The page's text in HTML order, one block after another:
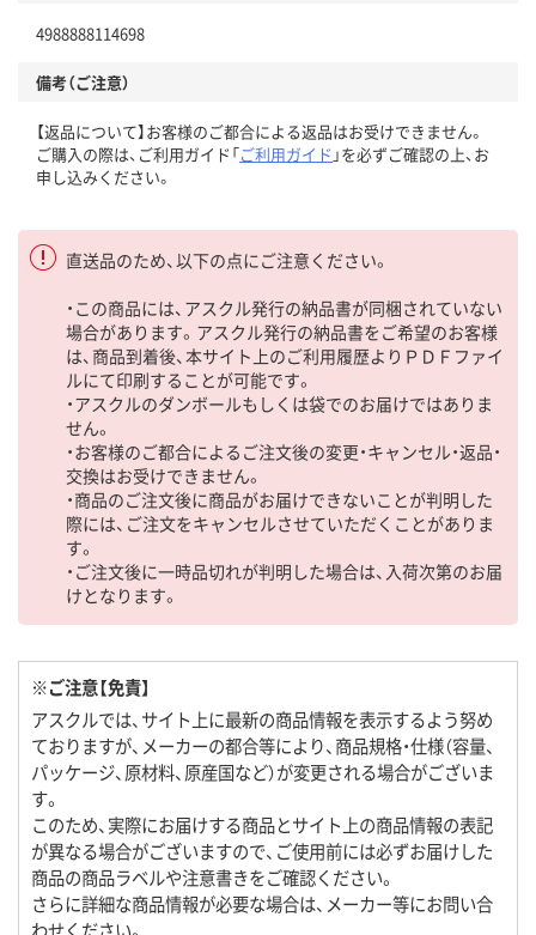
4988888114698
備考（ご注意）
【返品について】お客様のご都合による返品はお受けできません。
ご購入の際は、ご利用ガイド「ご利用ガイド 」を必ずご確認の上、お
申し込みください。
直送品のため、以下の点にご注意ください。
・この商品には、アスクル発行の納品書が同梱されていない
場合があります。アスクル発行の納品書をご希望のお客様
は、商品到着後、本サイト上のご利用履歴よりＰＤＦファイ
ルにて印刷することが可能です。
・アスクルのダンボールもしくは袋でのお届けではありま
せん。
・お客様のご都合によるご注文後の変更・キャンセル・返品・
交換はお受けできません。
・商品のご注文後に商品がお届けできないことが判明した
際には、ご注文をキャンセルさせていただくことがありま
す。
・ご注文後に一時品切れが判明した場合は、入荷次第のお届
けとなります。
※ご注意【免責】
アスクルでは、サイト上に最新の商品情報を表示するよう努め
ておりますが、メーカーの都合等により、商品規格・仕様（容量、
パッケージ、原材料、原産国など）が変更される場合がございま
す。
このため、実際にお届けする商品とサイト上の商品情報の表記
が異なる場合がございますので、ご使用前には必ずお届けした
商品の商品ラベルや注意書きをご確認ください。
さらに詳細な商品情報が必要な場合は、メーカー等にお問い合
わせください。